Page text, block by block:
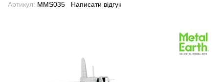
Артикул: MMS035 Написати відгук